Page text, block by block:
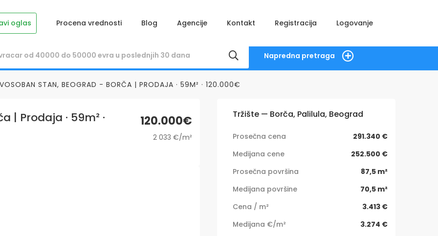
oglas Procena vrednosti Blog Agencije Kontakt Registracija Logovanje
Napredna pretraga
STAN, BEOGRAD - BORČA | PRODAJA · 59M² · 120.000€
| Prodaja · 59m² ·
120.000€
2 033 €/m²
Tržište — Borča, Palilula, Beograd
Prosečna cena
291.340 €
Medijana cene
252.500 €
Prosečna površina
87,5 m²
Medijana površine
70,5 m²
Cena / m²
3.413 €
Medijana €/m²
3.274 €